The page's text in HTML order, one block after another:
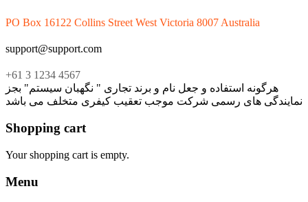
PO Box 16122 Collins Street West Victoria 8007 Australia
support@support.com
+61 3 1234 4567
هرگونه استفاده و جعل نام و برند تجاری " نگهبان سیستم" بجز
نمایندگی های رسمی شرکت موجب تعقیب کیفری متخلف می باشد
Shopping cart
Your shopping cart is empty.
Menu